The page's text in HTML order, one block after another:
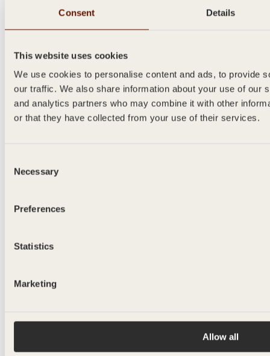
Consent Details
This website uses cookies
We use cookies to personalise content and ads, to provide
our traffic. We also share information about your use of our
and analytics partners who may combine it with other
or that they have collected from your use of their services.
Selection
Necessary
Preferences
Statistics
Marketing
Allow all
lättviktsflaska